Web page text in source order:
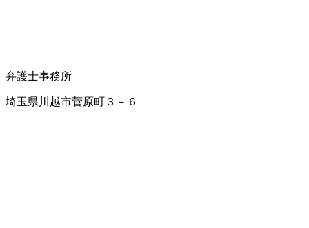
弁護士事務所
埼玉県川越市菅原町３－６